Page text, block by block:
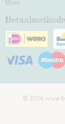
Meer
© 2026